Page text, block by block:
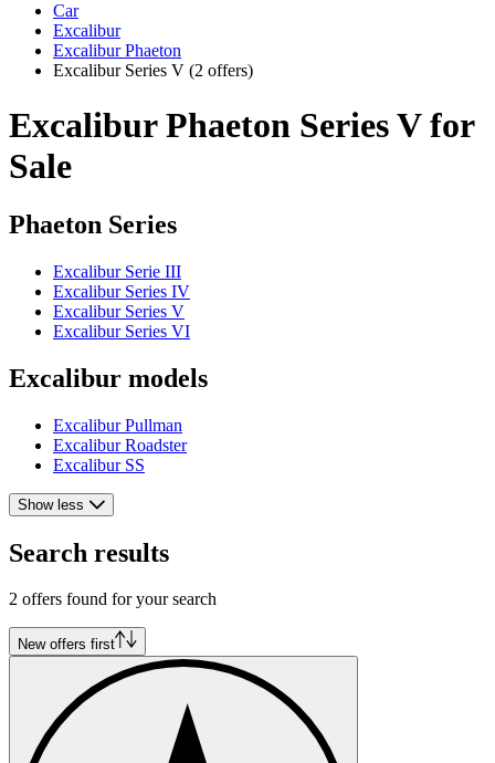
Car
Excalibur
Excalibur Phaeton
Excalibur Series V (2 offers)
Excalibur Phaeton Series V for
Sale
Phaeton Series
Excalibur Serie III
Excalibur Series IV
Excalibur Series V
Excalibur Series VI
Excalibur models
Excalibur Pullman
Excalibur Roadster
Excalibur SS
Show less
Search results
2 offers found for your search
New offers first